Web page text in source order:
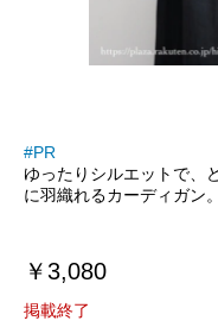
#PR
ゆったりシルエットで、
に羽織れるカーディガン。
こちらは、昨夏 Green
✅ 紫外線を通しにくい素
✅ 接触冷感のある素材で
￥3,080
掲載終了